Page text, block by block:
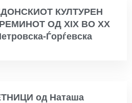
КУЛТУРЕН
ОД XIX ВО XX
Ѓорѓевска
од Наташа